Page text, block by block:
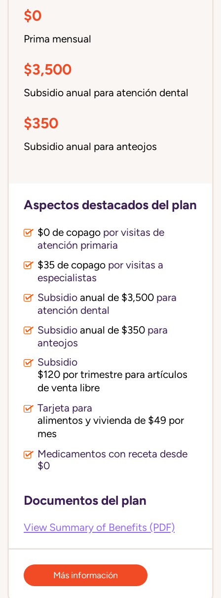
$0
Prima mensual
$3,500
Subsidio anual para atención dental
$350
Subsidio anual para anteojos
Aspectos destacados del plan
$0 de copago por visitas de
atención primaria
$35 de copago por visitas a
especialistas
Subsidio anual de $3,500 para
atención dental
Subsidio anual de $350 para
anteojos
Subsidio
$120 por trimestre para artículos
de venta libre
Tarjeta para
alimentos y vivienda de $49 por
mes
Medicamentos con receta desde
$0
Documentos del plan
View Summary of Benefits (PDF)
Más información